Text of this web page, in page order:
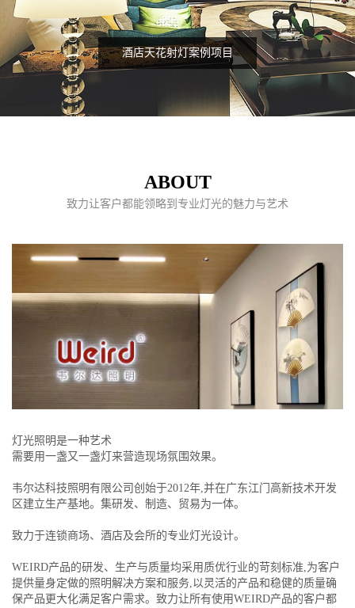
酒店天花射灯案例项目
ABOUT
致力让客户都能领略到专业灯光的魅力与艺术
灯光照明是一种艺术
需要用一盏又一盏灯来营造现场氛围效果。
韦尔达科技照明有限公司创始于2012年,并在广东江门高新技术开发
区建立生产基地。集研发、制造、贸易为一体。
致力于连锁商场、酒店及会所的专业灯光设计。
WEIRD产品的研发、生产与质量均采用质优行业的苛刻标准,为客户
提供量身定做的照明解决方案和服务,以灵活的产品和稳健的质量确
保产品更大化满足客户需求。致力让所有使用WEIRD产品的客户都